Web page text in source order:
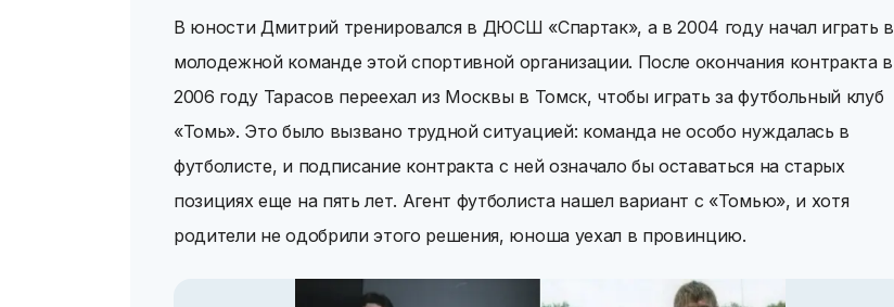
В юности Дмитрий тренировался в ДЮСШ «Спартак», а в 2004 году начал играть в
молодежной команде этой спортивной организации. После окончания контракта в
2006 году Тарасов переехал из Москвы в Томск, чтобы играть за футбольный клуб
«Томь». Это было вызвано трудной ситуацией: команда не особо нуждалась в
футболисте, и подписание контракта с ней означало бы оставаться на старых
позициях еще на пять лет. Агент футболиста нашел вариант с «Томью», и хотя
родители не одобрили этого решения, юноша уехал в провинцию.